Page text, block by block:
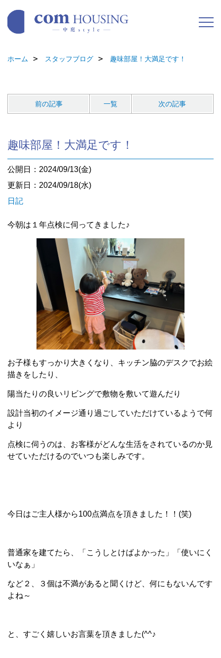
ホーム スタッフブログ 趣味部屋！大満足です！
前の記事 一覧 次の記事
趣味部屋！大満足です！
公開日：2024/09/13(金)
更新日：2024/09/18(水)
日記
今朝は１年点検に伺ってきました♪
お子様もすっかり大きくなり、キッチン脇のデスクでお絵
描きをしたり、
陽当たりの良いリビングで敷物を敷いて遊んだり
設計当初のイメージ通り過ごしていただけているようで何
より
点検に伺うのは、お客様がどんな生活をされているのか見
せていただけるのでいつも楽しみです。
今日はご主人様から100点満点を頂きました！！(笑)
普通家を建てたら、「こうしとけばよかった」「使いにく
いなぁ」
など２、３個は不満があると聞くけど、何にもないんです
よね～
と、すごく嬉しいお言葉を頂きました(^^♪